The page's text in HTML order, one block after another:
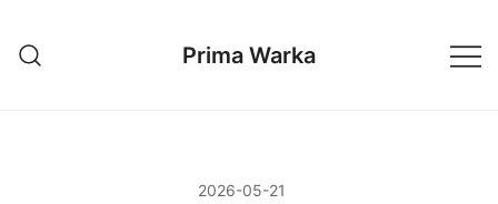
treści
Prima Warka
2026-05-21